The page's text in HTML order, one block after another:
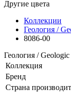
Другие цвета
Коллекции
Геология /
8086-00
Геология / Geologic
Коллекция
Бренд
Страна